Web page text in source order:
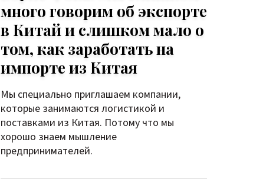
много говорим об экспорте
в Китай и слишком мало о
том, как заработать на
импорте из Китая
Мы специально приглашаем компании,
которые занимаются логистикой и
поставками из Китая. Потому что мы
хорошо знаем мышление
предпринимателей.